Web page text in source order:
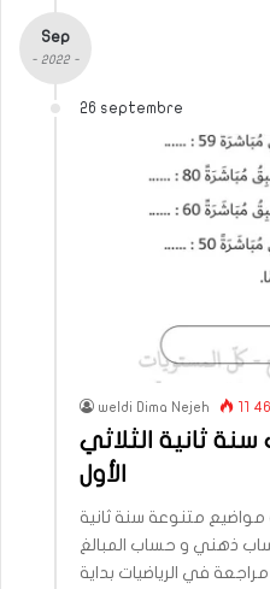
Sep
- 2022 -
26 septembre
weldi Dima Nejeh 11
ثانية الثلاثي
الأول
مواضيع متنوعة سنة ثانية
ذهني و حساب المبالغ
في الرياضيات بداية